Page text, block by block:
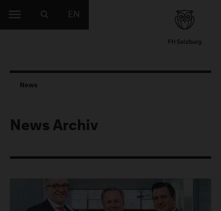
EN
News
News Archiv